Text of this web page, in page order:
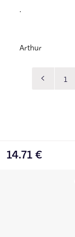
.
Arthur
1
14.71 €